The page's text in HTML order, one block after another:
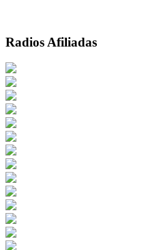
Radios Afiliadas